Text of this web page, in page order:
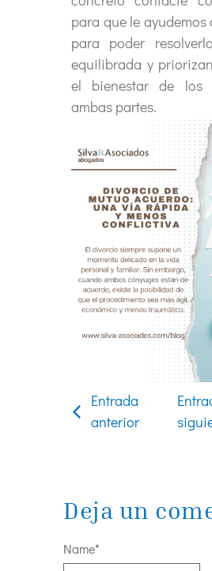
para que le ayudemos
para poder
equilibrada y
el bienestar de
ambas partes.
Entrada
anterior
Deja un
Name*